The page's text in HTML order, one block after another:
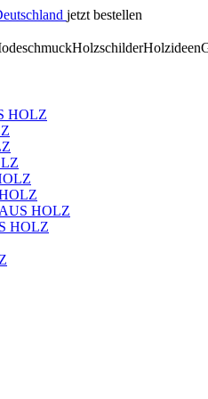
jetzt bestellen
HolzschilderHolzideen
HOLZ
HOLZ
HOLZ